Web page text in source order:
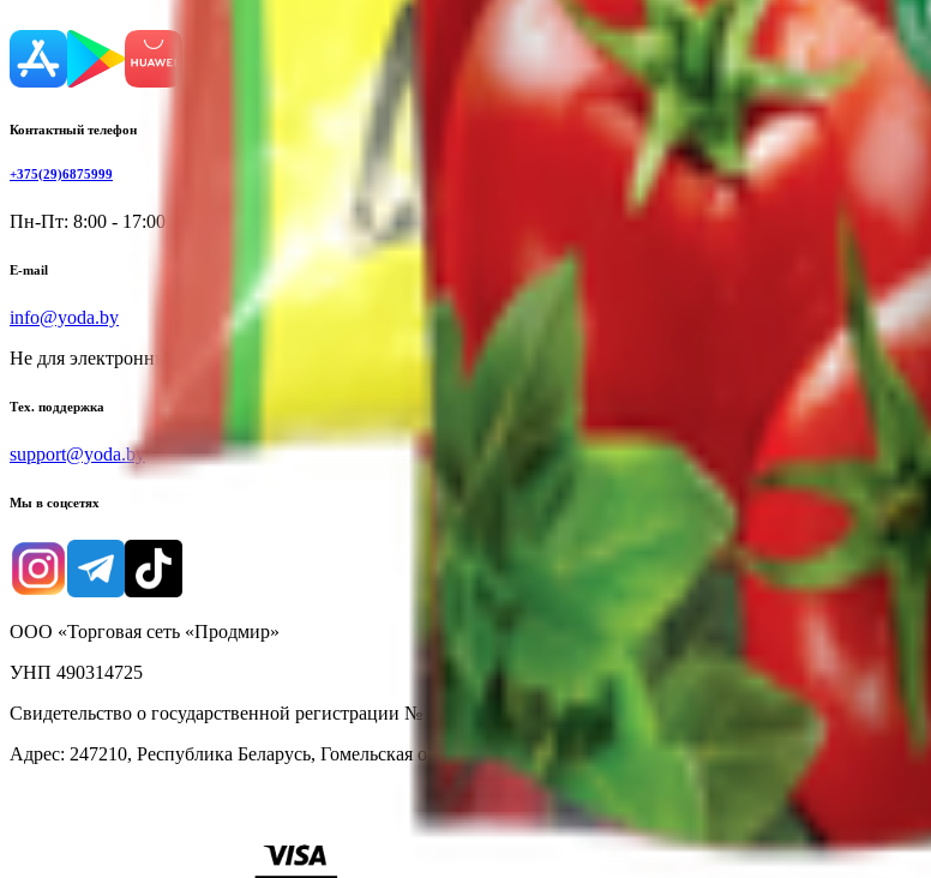
Контактный телефон
+375(29)6875999
Пн-Пт: 8:00 - 17:00
E-mail
info@yoda.by
Не для электронных обращений
Тех. поддержка
support@yoda.by
Мы в соцсетях
ООО «Торговая сеть «Продмир»
УНП 490314725
Свидетельство о государственной регистрации № 490314725 от 30.05.2003г выдано Гомельским облисполкомом
Адрес: 247210, Республика Беларусь, Гомельская обл., г. Жлобин, ул. Козлова 2-А